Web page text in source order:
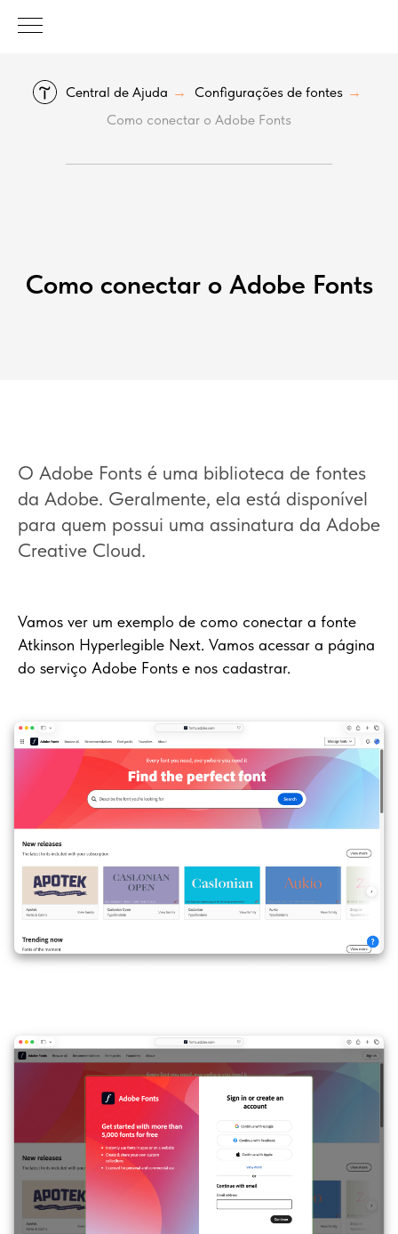
Central de Ajuda → Configurações de fontes →
Como conectar o Adobe Fonts
Como conectar o Adobe Fonts
O Adobe Fonts é uma biblioteca de fontes
da Adobe. Geralmente, ela está disponível
para quem possui uma assinatura da Adobe
Creative Cloud.
Vamos ver um exemplo de como conectar a fonte
Atkinson Hyperlegible Next. Vamos acessar a página
do serviço Adobe Fonts e nos cadastrar.